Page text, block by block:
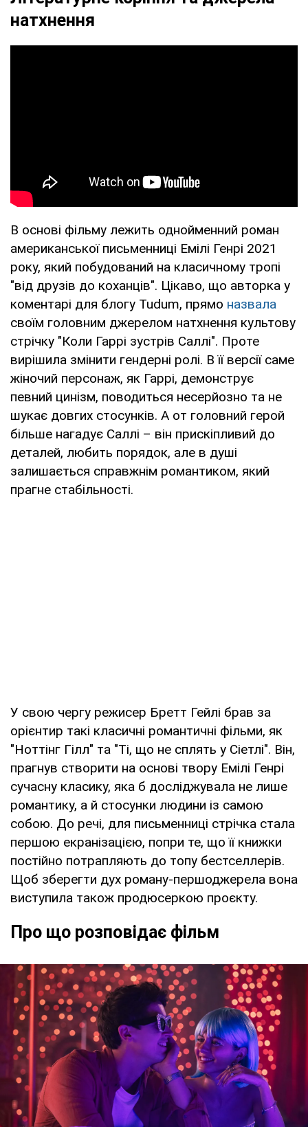
натхнення
В основі фільму лежить однойменний роман
американської письменниці Емілі Генрі 2021
року, який побудований на класичному тропі
"від друзів до коханців". Цікаво, що авторка у
коментарі для блогу Tudum, прямо назвала
своїм головним джерелом натхнення культову
стрічку "Коли Гаррі зустрів Саллі". Проте
вирішила змінити гендерні ролі. В її версії саме
жіночий персонаж, як Гаррі, демонструє
певний цинізм, поводиться несерйозно та не
шукає довгих стосунків. А от головний герой
більше нагадує Саллі – він прискіпливий до
деталей, любить порядок, але в душі
залишається справжнім романтиком, який
прагне стабільності.
У свою чергу режисер Бретт Гейлі брав за
орієнтир такі класичні романтичні фільми, як
"Ноттінг Гілл" та "Ті, що не сплять у Сіетлі". Він,
прагнув створити на основі твору Емілі Генрі
сучасну класику, яка б досліджувала не лише
романтику, а й стосунки людини із самою
собою. До речі, для письменниці стрічка стала
першою екранізацією, попри те, що її книжки
постійно потрапляють до топу бестселлерів.
Щоб зберегти дух роману-першоджерела вона
виступила також продюсеркою проєкту.
Про що розповідає фільм